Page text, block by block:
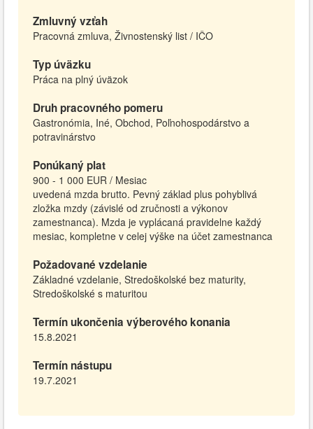
Zmluvný vzťah
Pracovná zmluva, Živnostenský list / IČO
Typ úväzku
Práca na plný úväzok
Druh pracovného pomeru
Gastronómia, Iné, Obchod, Poľnohospodárstvo a
potravinárstvo
Ponúkaný plat
900 - 1 000 EUR / Mesiac
uvedená mzda brutto. Pevný základ plus pohyblivá
zložka mzdy (závislé od zručnosti a výkonov
zamestnanca). Mzda je vyplácaná pravidelne každý
mesiac, kompletne v celej výške na účet zamestnanca
Požadované vzdelanie
Základné vzdelanie, Stredoškolské bez maturity,
Stredoškolské s maturitou
Termín ukončenia výberového konania
15.8.2021
Termín nástupu
19.7.2021